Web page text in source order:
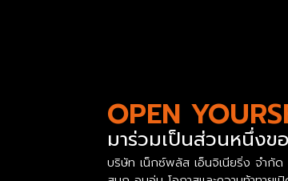
OPEN
มาร่วมเป็นส่วนหนึ่งข
บริษัท เน็กซ์พลัส เอ็นจิเนียริ่ง จำกัด